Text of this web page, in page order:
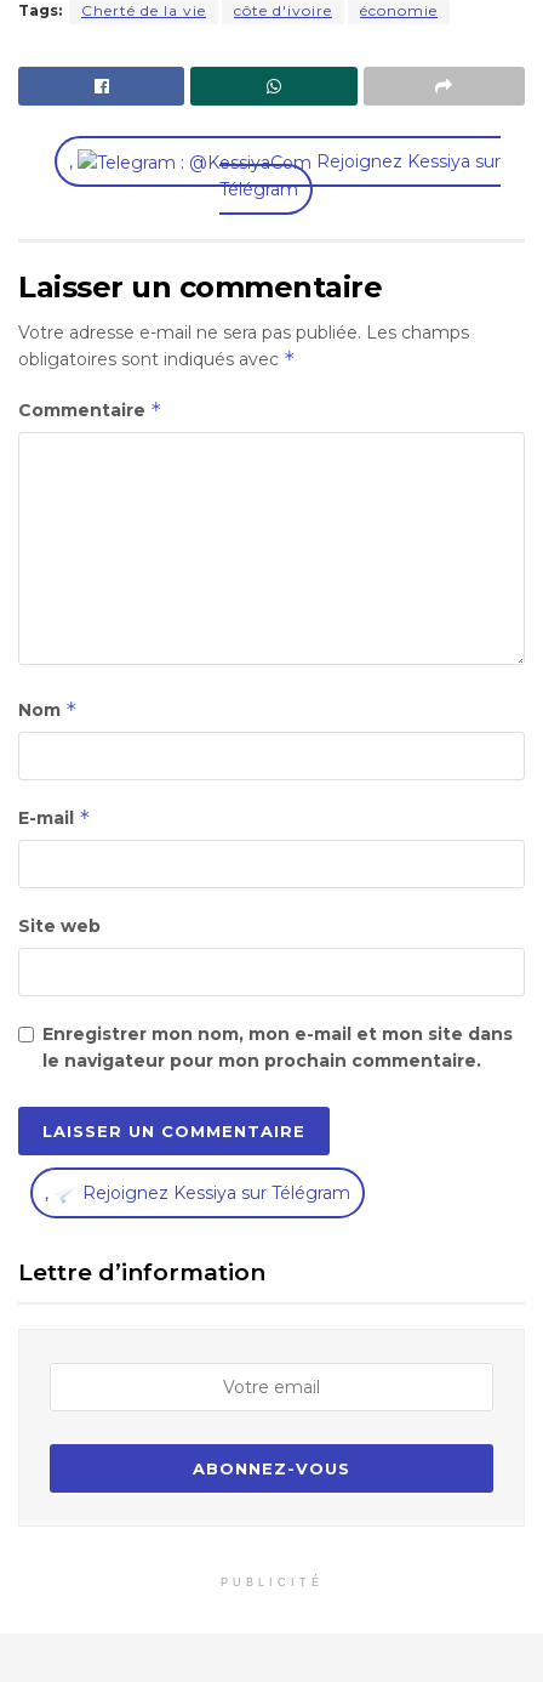
Tags: Cherté de la vie côte d'ivoire économie
,
Rejoignez Kessiya sur
Télégram
Laisser un commentaire
Votre adresse e-mail ne sera pas publiée. Les champs
obligatoires sont indiqués avec *
Commentaire *
Nom *
E-mail *
Site web
Enregistrer mon nom, mon e-mail et mon site dans
le navigateur pour mon prochain commentaire.
, Rejoignez Kessiya sur Télégram
Lettre d’information
PUBLICITÉ